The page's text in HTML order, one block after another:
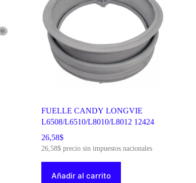
FUELLE CANDY LONGVIE
L6508/L6510/L8010/L8012 12424
26,58$
26,58$ precio sin impuestos nacionales
Añadir al carrito